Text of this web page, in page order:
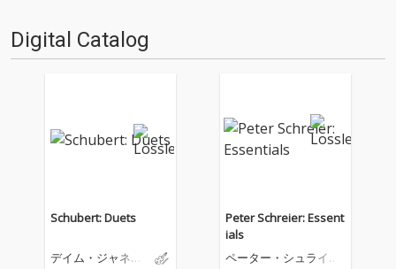
Digital Catalog
Schubert: Duets
デイム・ジャネッ
Peter Schreier: Essent
ials
ペーター・シュライア